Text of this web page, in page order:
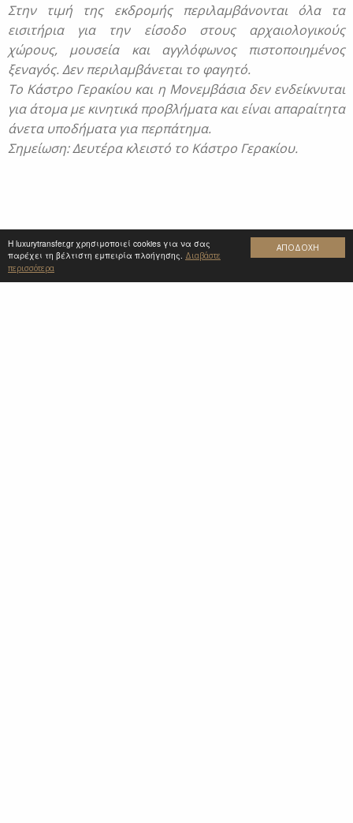
ΑΠΟΔΟΧΗ
Η luxurytransfer.gr χρησιμοποιεί cookies για να σας
παρέχει τη βέλτιστη εμπειρία πλοήγησης. Διαβάστε
περισσότερα
Στην τιμή της εκδρομής περιλαμβάνονται όλα τα
εισιτήρια για την είσοδο στους αρχαιολογικούς
χώρους, μουσεία και αγγλόφωνος πιστοποιημένος
ξεναγός. Δεν περιλαμβάνεται το φαγητό.
Το Κάστρο Γερακίου και η Μονεμβάσια δεν ενδείκνυται
για άτομα με κινητικά προβλήματα και είναι απαραίτητα
άνετα υποδήματα για περπάτημα.
Σημείωση: Δευτέρα κλειστό το Κάστρο Γερακίου.